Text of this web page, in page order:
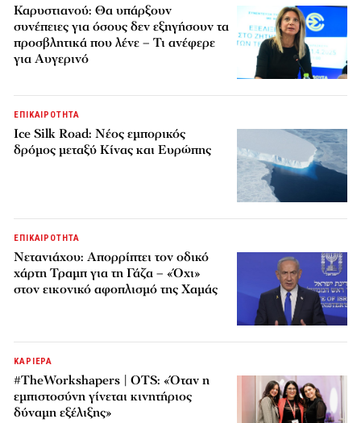
Καρυστιανού: Θα υπάρξουν
συνέπειες για όσους δεν εξηγήσουν τα
προσβλητικά που λένε – Τι ανέφερε
για Αυγερινό
ΕΠΙΚΑΙΡΟΤΗΤΑ
Ice Silk Road: Nέος εμπορικός
δρόμος μεταξύ Κίνας και Ευρώπης
ΕΠΙΚΑΙΡΟΤΗΤΑ
Νετανιάχου: Απορρίπτει τον οδικό
χάρτη Τραμπ για τη Γάζα – «Όχι»
στον εικονικό αφοπλισμό της Χαμάς
ΚΑΡΙΕΡΑ
#TheWorkshapers | OTS: «Όταν η
εμπιστοσύνη γίνεται κινητήριος
δύναμη εξέλιξης»